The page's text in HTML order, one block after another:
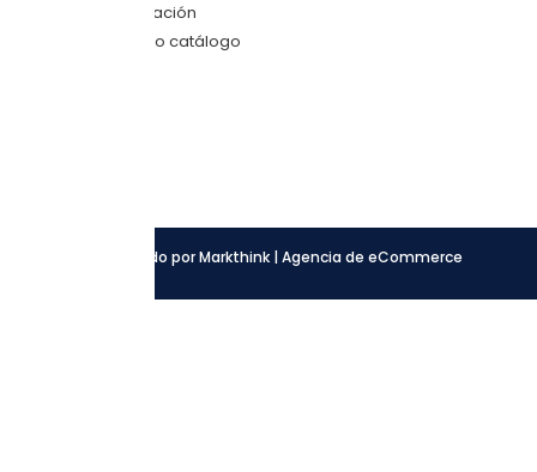
Quiero una cotización
Descarga nuestro catálogo
Desarrollado por Markthink | Agencia de eCommerce